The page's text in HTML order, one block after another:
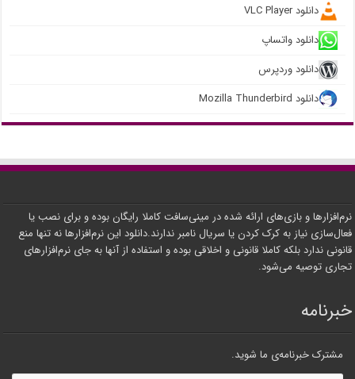
دانلود VLC Player
دانلود واتساپ
دانلود وردپرس
دانلود Mozilla Thunderbird
نرم‌افزارها و بازی‌های ارائه شده در مینی‌سافت کاملا رایگان بوده و برای نصب یا
فعال‌سازی نیاز به کرک کردن یا سریال نامبر ندارند.دانلود این نرم‌افزارها نه تنها منع
قانونی ندارد بلکه کاملا قانونی و اخلاقی بوده و استفاده از آنها به جای نرم‌افزارهای
تجاری توصیه می‌شود.
خبرنامه
مشترک خبرنامه‌ی ما شوید.